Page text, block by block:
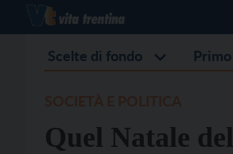
Scelte di fondo
Quel Natale